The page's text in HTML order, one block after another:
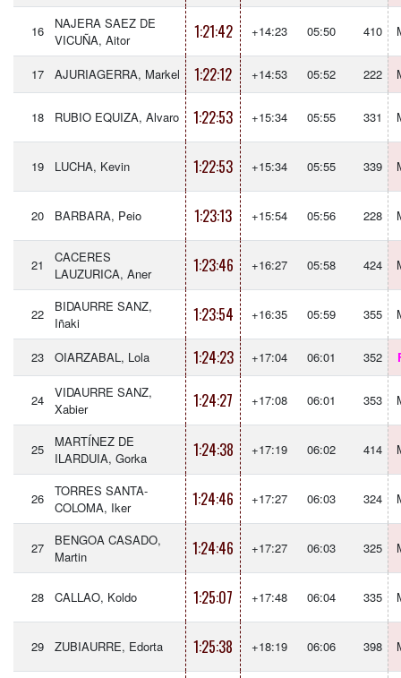
16
NAJERA SAEZ DE
VICUÑA, Aitor
1:21:42 +14:23 05:50 410
17 AJURIAGERRA, Markel 1:22:12 +14:53 05:52 222
18 RUBIO EQUIZA, Alvaro 1:22:53 +15:34 05:55 331
19 LUCHA, Kevin 1:22:53 +15:34 05:55 339
20 BARBARA, Peio 1:23:13 +15:54 05:56 228
21
CACERES
LAUZURICA, Aner
1:23:46 +16:27 05:58 424
22
BIDAURRE SANZ,
Iñaki
1:23:54 +16:35 05:59 355
23 OIARZABAL, Lola 1:24:23 +17:04 06:01 352
24
VIDAURRE SANZ,
Xabier
1:24:27 +17:08 06:01 353
25
MARTÍNEZ DE
ILARDUIA, Gorka
1:24:38 +17:19 06:02 414
26
TORRES SANTA-
COLOMA, Iker
1:24:46 +17:27 06:03 324
27
BENGOA CASADO,
Martin
1:24:46 +17:27 06:03 325
28 CALLAO, Koldo 1:25:07 +17:48 06:04 335
29 ZUBIAURRE, Edorta 1:25:38 +18:19 06:06 398